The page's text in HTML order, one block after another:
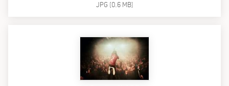
JPG (0.6 MB)